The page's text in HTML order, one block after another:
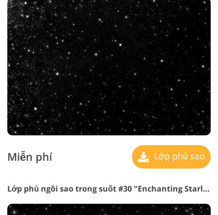
Miễn phí Lớp phủ sao
Lớp phủ ngôi sao trong suốt #30 "Enchanting Starlight"